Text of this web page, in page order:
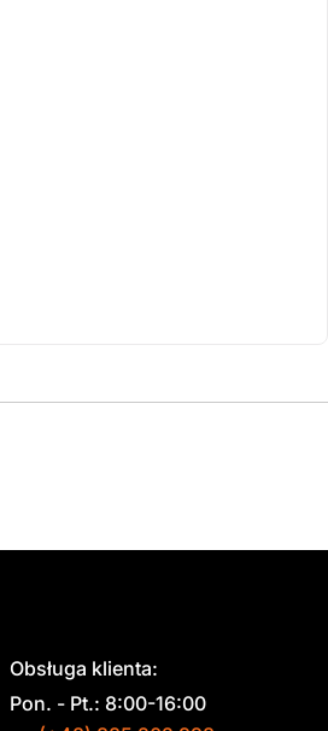
Obsługa klienta:
Pon. - Pt.: 8:00-16:00